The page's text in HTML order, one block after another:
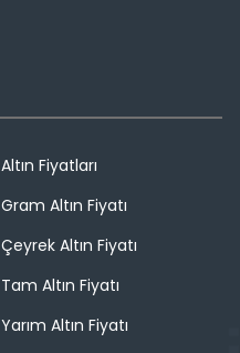
Altın Fiyatları
Gram Altın Fiyatı
Çeyrek Altın Fiyatı
Tam Altın Fiyatı
Yarım Altın Fiyatı